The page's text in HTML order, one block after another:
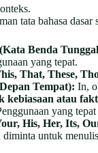
tata bahasa
Benda
yang tepat.
That, These,
Tempat): In,
kebiasaan atau
yang
His, Her, Its,
untuk